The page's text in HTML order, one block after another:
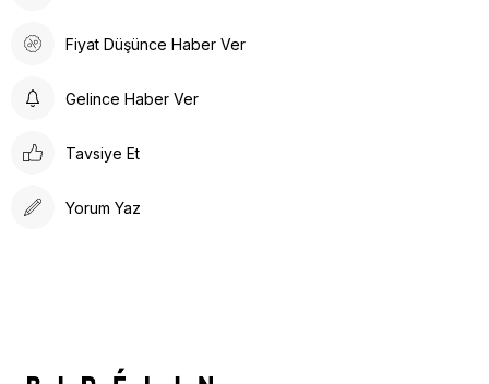
Fiyat Düşünce Haber Ver
Gelince Haber Ver
Tavsiye Et
Yorum Yaz